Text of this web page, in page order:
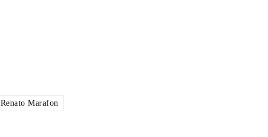
Renato Marafon